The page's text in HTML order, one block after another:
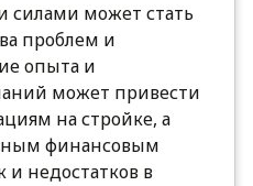
силами может стать
проблем и
опыта и
может привести
на стройке, а
финансовым
и недостатков в